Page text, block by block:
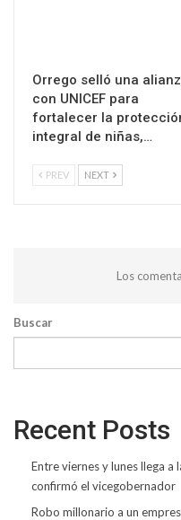
Orrego selló una
con UNICEF para
fortalecer la
integral de niñas,…
PREV NEXT
Los
Buscar
Recent Posts
Entre viernes y lunes llega a
confirmó el vicegobernador
Robo millonario a un